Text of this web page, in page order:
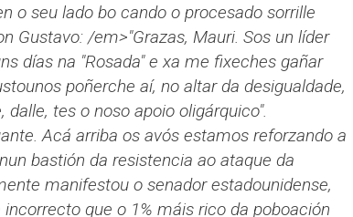
o seu lado bo cando o procesado sorrille
Gustavo: /em>"Grazas, Mauri. Sos un líder
días na "Rosada" e xa me fixeches gañar
poñerche aí, no altar da desigualdade,
tes o noso apoio oligárquico".
Acá arriba os avós estamos reforzando a
bastión da resistencia ao ataque da
manifestou o senador estadounidense,
incorrecto que o 1% máis rico da poboación